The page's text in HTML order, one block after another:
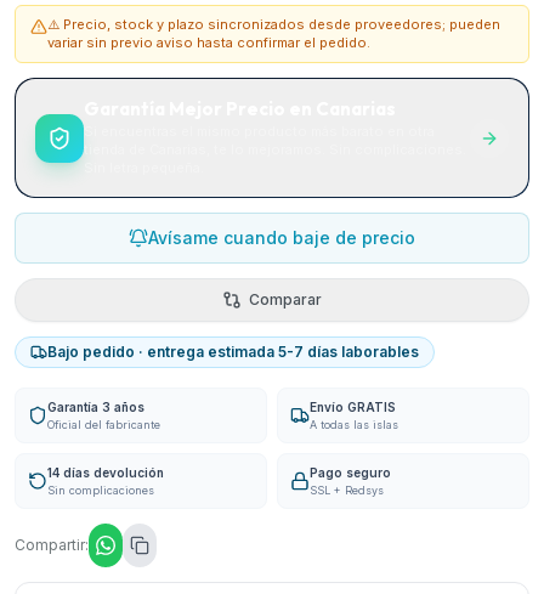
⚠️ Precio, stock y plazo sincronizados desde proveedores; pueden
variar sin previo aviso hasta confirmar el pedido.
Avísame cuando baje de precio
Comparar
Bajo pedido · entrega estimada 5-7 días laborables
Garantía 3 años
Oficial del fabricante
Envío GRATIS
A todas las islas
14 días devolución
Sin complicaciones
Pago seguro
SSL + Redsys
Compartir: